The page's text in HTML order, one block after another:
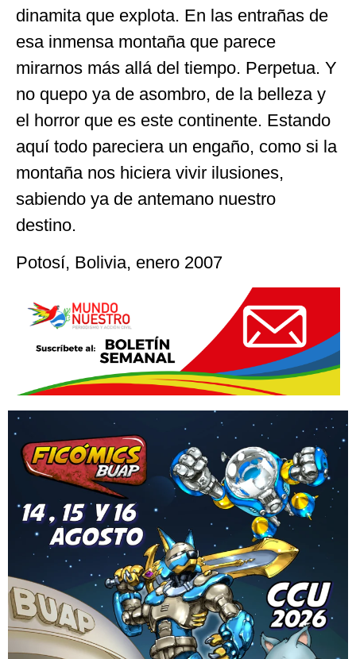
dinamita que explota. En las entrañas de
esa inmensa montaña que parece
mirarnos más allá del tiempo. Perpetua. Y
no quepo ya de asombro, de la belleza y
el horror que es este continente. Estando
aquí todo pareciera un engaño, como si la
montaña nos hiciera vivir ilusiones,
sabiendo ya de antemano nuestro
destino.
Potosí, Bolivia, enero 2007